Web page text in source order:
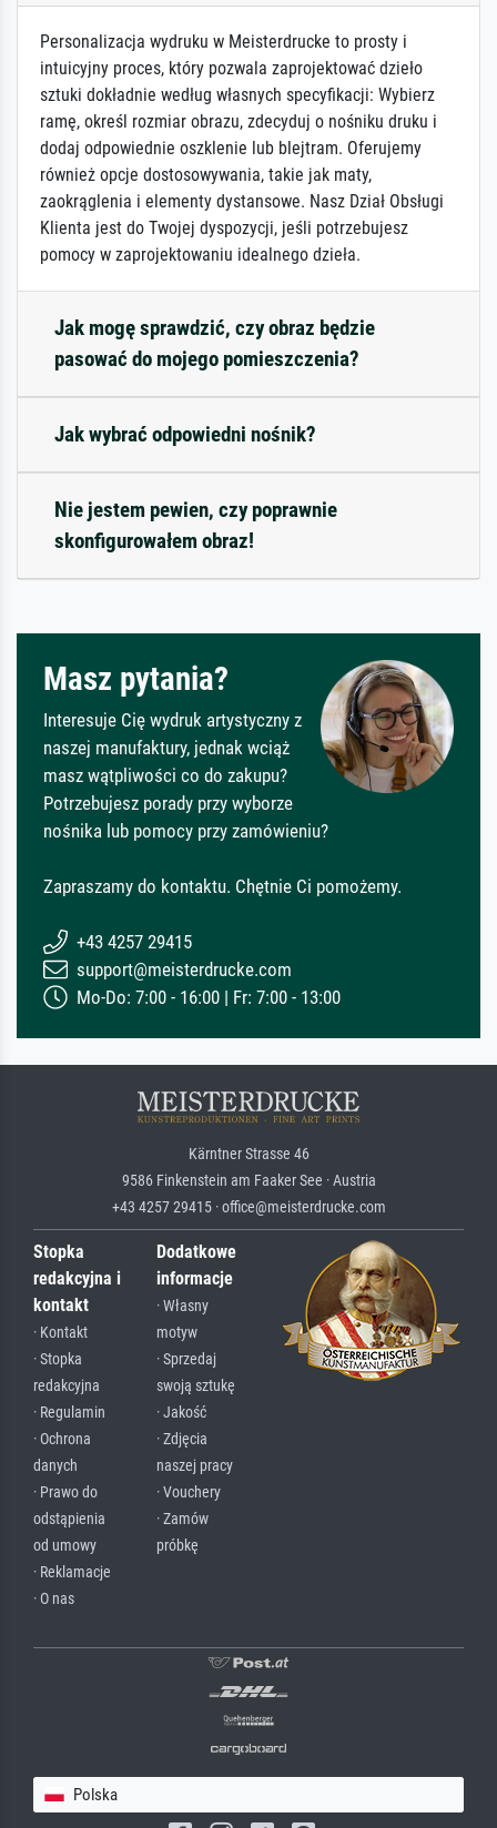
Personalizacja wydruku w Meisterdrucke to prosty i
intuicyjny proces, który pozwala zaprojektować dzieło
sztuki dokładnie według własnych specyfikacji: Wybierz
ramę, określ rozmiar obrazu, zdecyduj o nośniku druku i
dodaj odpowiednie oszklenie lub blejtram. Oferujemy
również opcje dostosowywania, takie jak maty,
zaokrąglenia i elementy dystansowe. Nasz Dział Obsługi
Klienta jest do Twojej dyspozycji, jeśli potrzebujesz
pomocy w zaprojektowaniu idealnego dzieła.
Jak mogę sprawdzić, czy obraz będzie
pasować do mojego pomieszczenia?
Jak wybrać odpowiedni nośnik?
Nie jestem pewien, czy poprawnie
skonfigurowałem obraz!
Masz pytania?
Interesuje Cię wydruk artystyczny z
naszej manufaktury, jednak wciąż
masz wątpliwości co do zakupu?
Potrzebujesz porady przy wyborze
nośnika lub pomocy przy zamówieniu?
Zapraszamy do kontaktu. Chętnie Ci pomożemy.
+43 4257 29415
support@meisterdrucke.com
Mo-Do: 7:00 - 16:00 | Fr: 7:00 - 13:00
Kärntner Strasse 46
9586 Finkenstein am Faaker See · Austria
+43 4257 29415 · office@meisterdrucke.com
Stopka
redakcyjna i
kontakt
· Kontakt
· Stopka
redakcyjna
· Regulamin
· Ochrona
danych
· Prawo do
odstąpienia
od umowy
· Reklamacje
· O nas
Dodatkowe
informacje
· Własny
motyw
· Sprzedaj
swoją sztukę
· Jakość
· Zdjęcia
naszej pracy
· Vouchery
· Zamów
próbkę
Polska